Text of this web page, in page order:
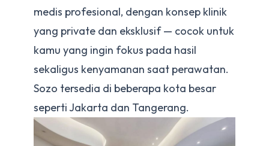
medis profesional, dengan konsep klinik
yang private dan eksklusif — cocok untuk
kamu yang ingin fokus pada hasil
sekaligus kenyamanan saat perawatan.
Sozo tersedia di beberapa kota besar
seperti Jakarta dan Tangerang.